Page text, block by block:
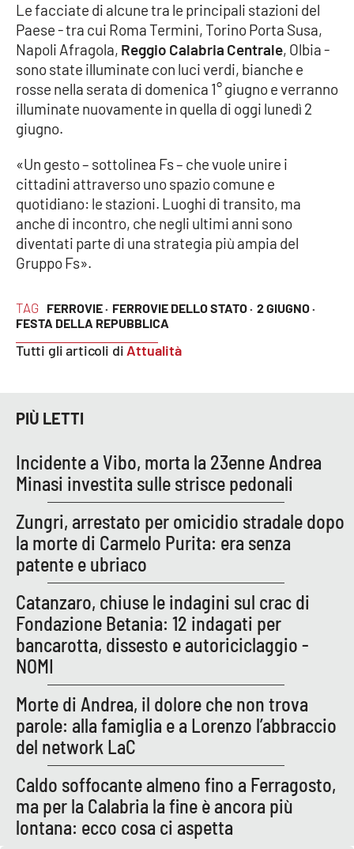
Cronaca
Cultura
Economia e Lavoro
Sanità
Società
Sport
RUBRICHE
Parchi Marini Calabria
Imprese Di Calabria
Le perfidie di Antonella Grippo
Venti di comunicazione
STREAMING
LaC TV
LaC Network
LaC OnAir
EDIZIONI
LOCALI
Catanzaro
TAG FERROVIE · FERROVIE DELLO STATO · 2 GIUGNO ·
FESTA DELLA REPUBBLICA
Tutti gli articoli di Attualità
Le facciate di alcune tra le principali stazioni del
Paese - tra cui Roma Termini, Torino Porta Susa,
Napoli Afragola, Reggio Calabria Centrale, Olbia -
sono state illuminate con luci verdi, bianche e
rosse nella serata di domenica 1° giugno e verranno
illuminate nuovamente in quella di oggi lunedì 2
giugno.
«Un gesto – sottolinea Fs – che vuole unire i
cittadini attraverso uno spazio comune e
quotidiano: le stazioni. Luoghi di transito, ma
anche di incontro, che negli ultimi anni sono
diventati parte di una strategia più ampia del
Gruppo Fs».
PIÙ LETTI
Incidente a Vibo, morta la 23enne Andrea
Minasi investita sulle strisce pedonali
Zungri, arrestato per omicidio stradale dopo
la morte di Carmelo Purita: era senza
patente e ubriaco
Catanzaro, chiuse le indagini sul crac di
Fondazione Betania: 12 indagati per
bancarotta, dissesto e autoriciclaggio -
NOMI
Morte di Andrea, il dolore che non trova
parole: alla famiglia e a Lorenzo l’abbraccio
del network LaC
Caldo soffocante almeno fino a Ferragosto,
ma per la Calabria la fine è ancora più
lontana: ecco cosa ci aspetta